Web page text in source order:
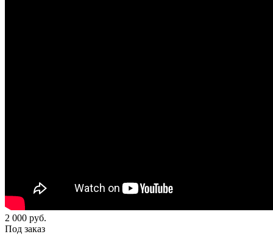
2 000 руб.
Под заказ